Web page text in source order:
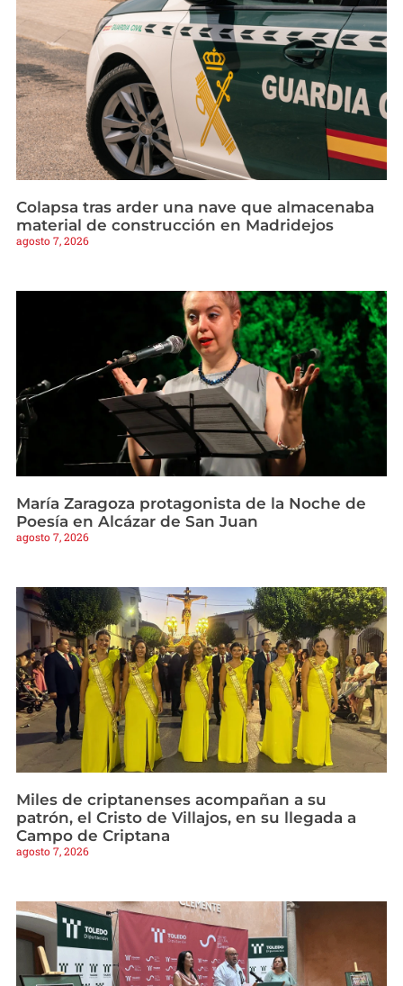
Colapsa tras arder una nave que almacenaba
material de construcción en Madridejos
agosto 7, 2026
María Zaragoza protagonista de la Noche de
Poesía en Alcázar de San Juan
agosto 7, 2026
Miles de criptanenses acompañan a su
patrón, el Cristo de Villajos, en su llegada a
Campo de Criptana
agosto 7, 2026